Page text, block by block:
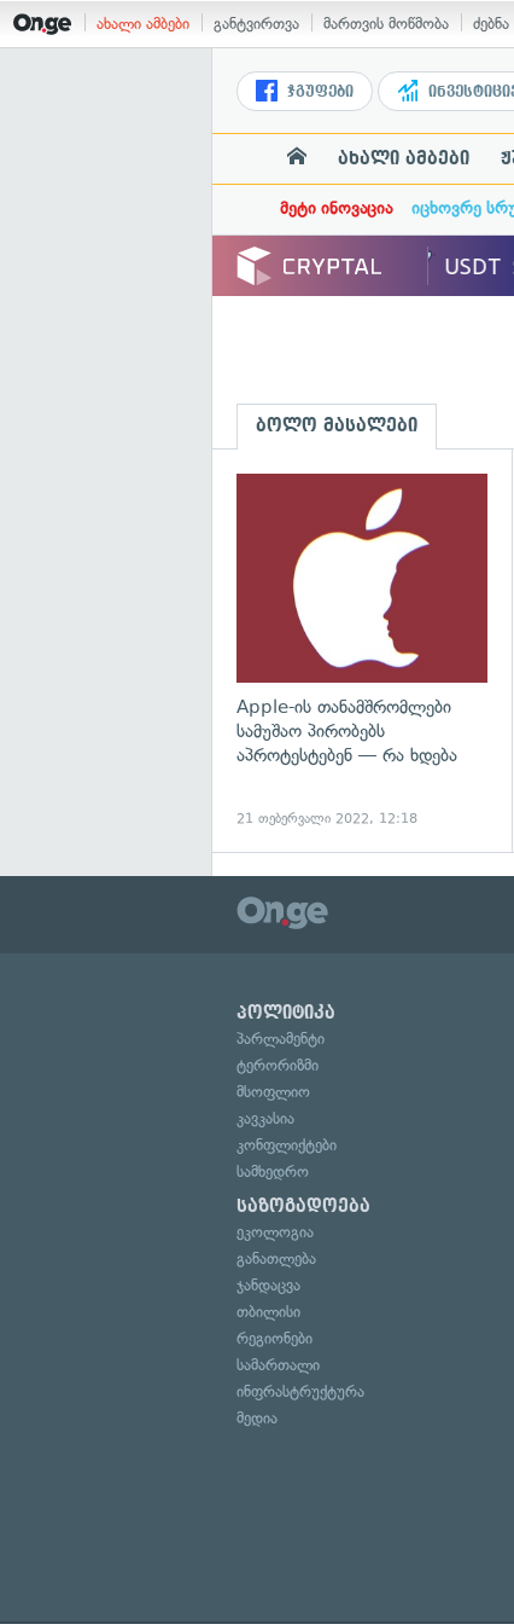
ახალი ამბები განტვირთვა მართვის მოწმობა ძებნა
ჯგუფები
ახალი ამბები
მეტი ინოვაცია იცხოვრე
ბოლო მასალები
Apple-ის თანამშრომლები
სამუშაო პირობებს
აპროტესტებენ — რა ხდება
21 თებერვალი 2022, 12:18
პოლიტიკა
პარლამენტი
ტერორიზმი
მსოფლიო
კავკასია
კონფლიქტები
სამხედრო
საზოგადოება
ეკოლოგია
განათლება
ჯანდაცვა
თბილისი
რეგიონები
სამართალი
ინფრასტრუქტურა
მედია